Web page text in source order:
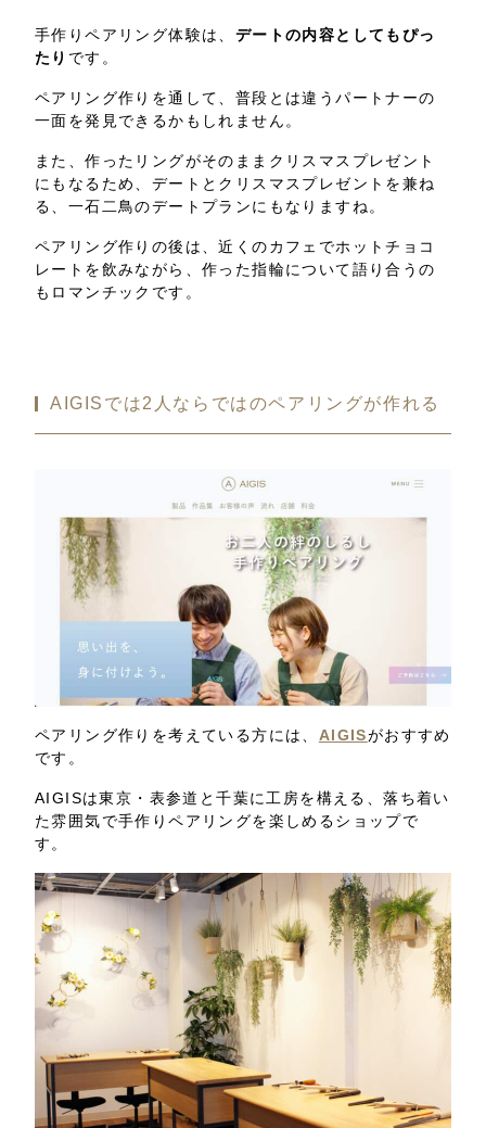
手作りペアリング体験は、 デートの内容としてもぴっ
たり です。
ペアリング作りを通して、普段とは違うパートナーの
一面を発見できるかもしれません。
また、作ったリングがそのままクリスマスプレゼント
にもなるため、デートとクリスマスプレゼントを兼ね
る、一石二鳥のデートプランにもなりますね。
ペアリング作りの後は、近くのカフェでホットチョコ
レートを飲みながら、作った指輪について語り合うの
もロマンチックです。
AIGISでは2人ならではのペアリングが作れる
ペアリング作りを考えている方には、 AIGISがおすすめ
です。
AIGISは東京・表参道と千葉に工房を構える、落ち着い
た雰囲気で手作りペアリングを楽しめるショップで
す。